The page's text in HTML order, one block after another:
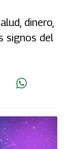
dinero,
signos del